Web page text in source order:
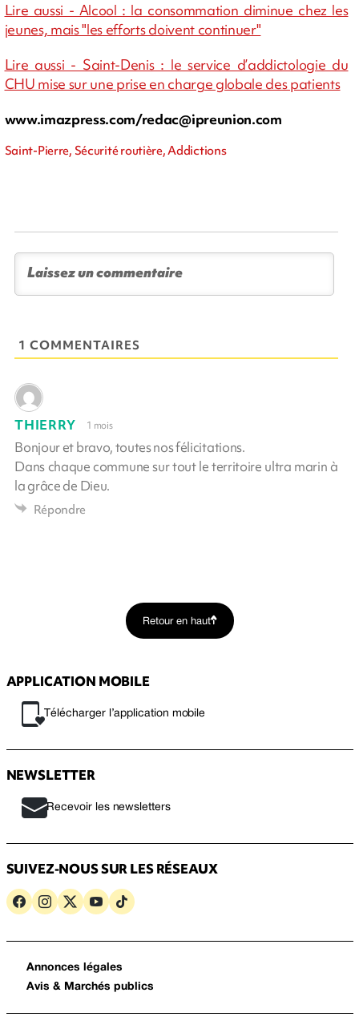
Lire aussi - Alcool : la consommation diminue chez les
jeunes, mais "les efforts doivent continuer"
Lire aussi - Saint-Denis : le service d’addictologie du
CHU mise sur une prise en charge globale des patients
www.imazpress.com/redac@ipreunion.com
Saint-Pierre, Sécurité routière, Addictions
1 COMMENTAIRES
THIERRY 1 mois
Bonjour et bravo, toutes nos félicitations.
Dans chaque commune sur tout le territoire ultra marin à
la grâce de Dieu.
Répondre
Retour en haut
APPLICATION MOBILE
Télécharger l’application mobile
NEWSLETTER
Recevoir les newsletters
SUIVEZ-NOUS SUR LES RÉSEAUX
Annonces légales
Avis & Marchés publics